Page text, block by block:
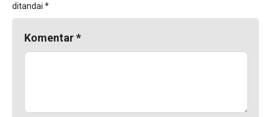
ditandai *
Komentar*